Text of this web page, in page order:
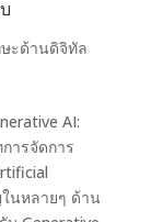
ะด้านดิจิทัล
AI:
ารจัดการ
นหลายๆ ด้าน